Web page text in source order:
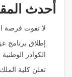
أحدث
لا تفوت فرصة
إطلاق برنامج
الكوادر الوطنية
تعلن كلية